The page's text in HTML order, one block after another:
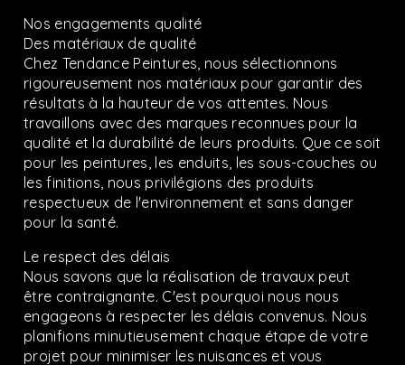
Nos engagements qualité
Des matériaux de qualité
Chez Tendance Peintures, nous sélectionnons
rigoureusement nos matériaux pour garantir des
résultats à la hauteur de vos attentes. Nous
travaillons avec des marques reconnues pour la
qualité et la durabilité de leurs produits. Que ce soit
pour les peintures, les enduits, les sous-couches ou
les finitions, nous privilégions des produits
respectueux de l'environnement et sans danger
pour la santé.
Le respect des délais
Nous savons que la réalisation de travaux peut
être contraignante. C'est pourquoi nous nous
engageons à respecter les délais convenus. Nous
planifions minutieusement chaque étape de votre
projet pour minimiser les nuisances et vous